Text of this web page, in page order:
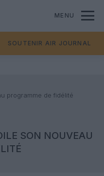
MENU
SOUTENIR AIR JOURNAL
programme de fidélité
SON NOUVEAU